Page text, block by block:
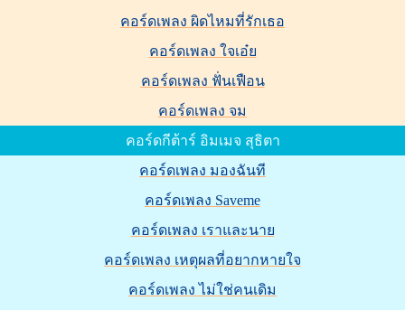
คอร์ดเพลง ผิดไหมที่รักเธอ
คอร์ดเพลง ใจเอ๋ย
คอร์ดเพลง ฟั่นเฟือน
คอร์ดเพลง จม
คอร์ดกีต้าร์ อิมเมจ สุธิตา
คอร์ดเพลง มองฉันที
คอร์ดเพลง Saveme
คอร์ดเพลง เราและนาย
คอร์ดเพลง เหตุผลที่อยากหายใจ
คอร์ดเพลง ไม่ใช่คนเดิม